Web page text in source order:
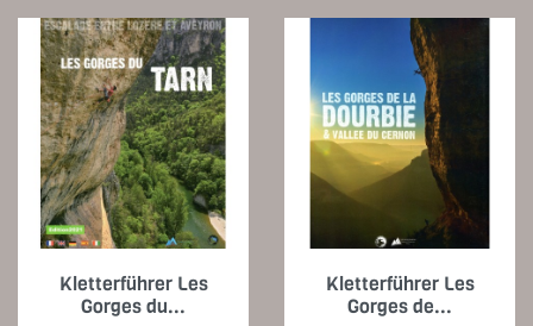
Kletterführer Les
Gorges du...
Kletterführer Les
Gorges de...